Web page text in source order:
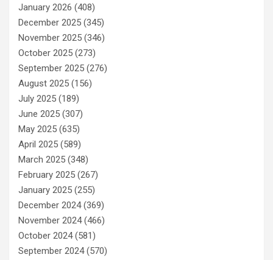
January 2026 (408)
December 2025 (345)
November 2025 (346)
October 2025 (273)
September 2025 (276)
August 2025 (156)
July 2025 (189)
June 2025 (307)
May 2025 (635)
April 2025 (589)
March 2025 (348)
February 2025 (267)
January 2025 (255)
December 2024(369)
November 2024(466)
October 2024(581)
September 2024(570)